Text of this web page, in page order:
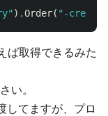
) .Order( "-
ば取得できるみた
い。
してますが、プロ